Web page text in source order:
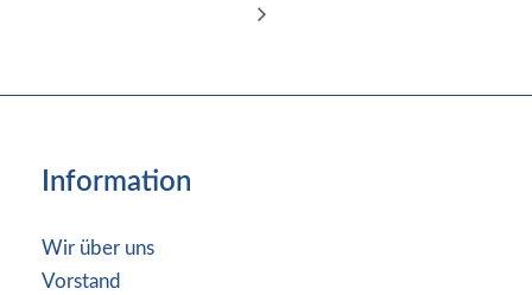
Information
Wir über uns
Vorstand